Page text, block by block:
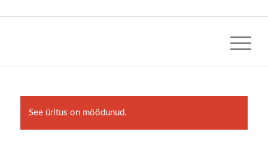
See üritus on möödunud.